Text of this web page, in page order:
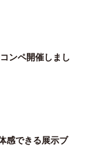
ンペ開催しまし
感できる展示ブ